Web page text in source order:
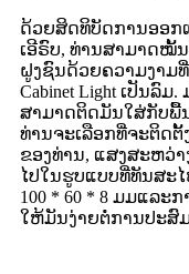
ດ້ວຍສິດທິບັດການອອກ
ເອີຣົບ, ທ່ານສາມາດໝັ້
ຝູງຊົນດ້ວຍຄວາມງາມທີ່
Cabinet Light ເປັນລົ
ສາມາດຕິດມັນໃສ່ກັບພື້
ທ່ານຈະເລືອກທີ່ຈະຕິດ
ຂອງທ່ານ, ແສງສະຫວ່
ໄປໃນຮູບແບບທີ່ທັນສະ
100 * 60 * 8 ມມແລະ
ໃຫ້ມັນງ່າຍຕໍ່ການປະສົ